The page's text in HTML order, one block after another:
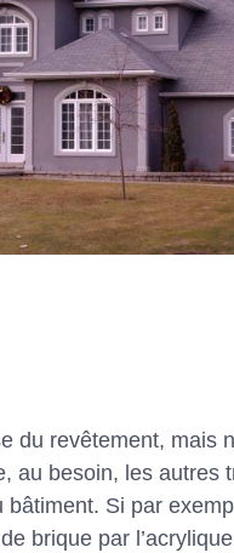
du revêtement, mais
au besoin, les autres
bâtiment. Si par
brique par